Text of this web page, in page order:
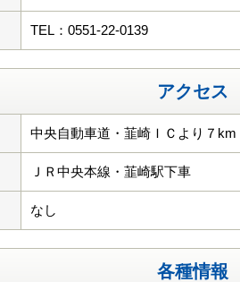
TEL：0551-22-0139
アクセス
中央自動車道・韮崎ＩＣより７km
ＪＲ中央本線・韮崎駅下車
なし
各種情報